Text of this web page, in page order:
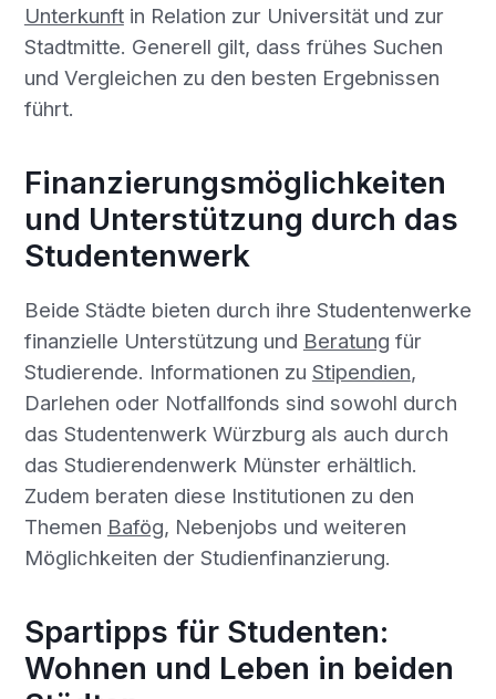
Unterkunftin Relation zur Universität und zur
Stadtmitte. Generell gilt, dass frühes Suchen
und Vergleichen zu den besten Ergebnissen
führt.
Finanzierungsmöglichkeiten
und Unterstützung durch das
Studentenwerk
Beide Städte bieten durch ihre Studentenwerke
finanzielle Unterstützung und Beratung für
Studierende. Informationen zu Stipendien,
Darlehen oder Notfallfonds sind sowohl durch
das Studentenwerk Würzburg als auch durch
das Studierendenwerk Münster erhältlich.
Zudem beraten diese Institutionen zu den
Themen Bafög, Nebenjobs und weiteren
Möglichkeiten der Studienfinanzierung.
Spartipps für Studenten:
Wohnen und Leben in beiden